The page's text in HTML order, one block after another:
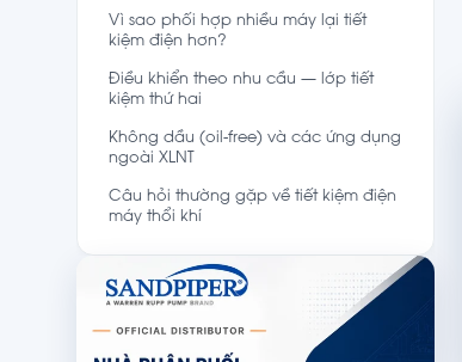
Vì sao phối hợp nhiều máy lại tiết
kiệm điện hơn?
Điều khiển theo nhu cầu — lớp tiết
kiệm thứ hai
Không dầu (oil-free) và các ứng dụng
ngoài XLNT
Câu hỏi thường gặp về tiết kiệm điện
máy thổi khí